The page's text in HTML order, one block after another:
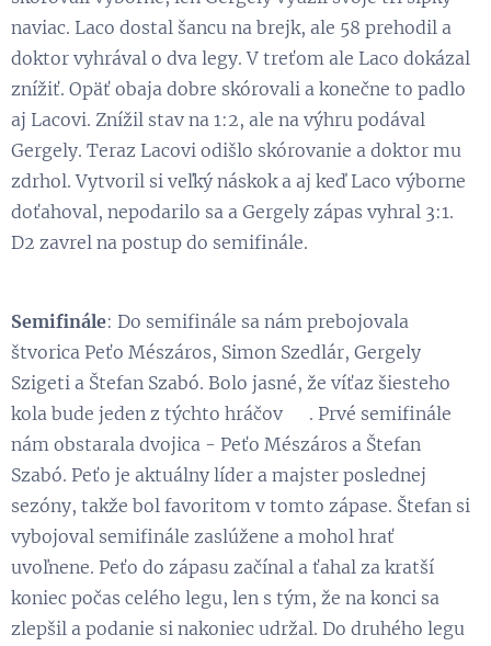
naviac. Laco dostal šancu na brejk, ale 58 prehodil a
doktor vyhrával o dva legy. V treťom ale Laco dokázal
znížiť. Opäť obaja dobre skórovali a konečne to padlo
aj Lacovi. Znížil stav na 1:2, ale na výhru podával
Gergely. Teraz Lacovi odišlo skórovanie a doktor mu
zdrhol. Vytvoril si veľký náskok a aj keď Laco výborne
doťahoval, nepodarilo sa a Gergely zápas vyhral 3:1.
D2 zavrel na postup do semifinále.
Semifinále: Do semifinále sa nám prebojovala
štvorica Peťo Mészáros, Simon Szedlár, Gergely
Szigeti a Štefan Szabó. Bolo jasné, že víťaz šiesteho
kola bude jeden z týchto hráčov 😉. Prvé semifinále
nám obstarala dvojica - Peťo Mészáros a Štefan
Szabó. Peťo je aktuálny líder a majster poslednej
sezóny, takže bol favoritom v tomto zápase. Štefan si
vybojoval semifinále zaslúžene a mohol hrať
uvoľnene. Peťo do zápasu začínal a ťahal za kratší
koniec počas celého legu, len s tým, že na konci sa
zlepšil a podanie si nakoniec udržal. Do druhého legu